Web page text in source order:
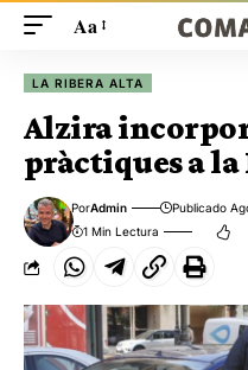
Aa
LA RIBERA ALTA
Alzira
pràctiques a
PorAdmin Publicado
1 Min Lectura